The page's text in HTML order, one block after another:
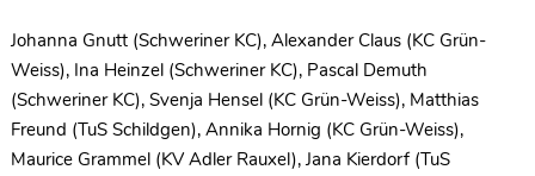
Johanna Gnutt (Schweriner KC), Alexander Claus (KC Grün-
Weiss), Ina Heinzel (Schweriner KC), Pascal Demuth
(Schweriner KC), Svenja Hensel (KC Grün-Weiss), Matthias
Freund (TuS Schildgen), Annika Hornig (KC Grün-Weiss),
Maurice Grammel (KV Adler Rauxel), Jana Kierdorf (TuS